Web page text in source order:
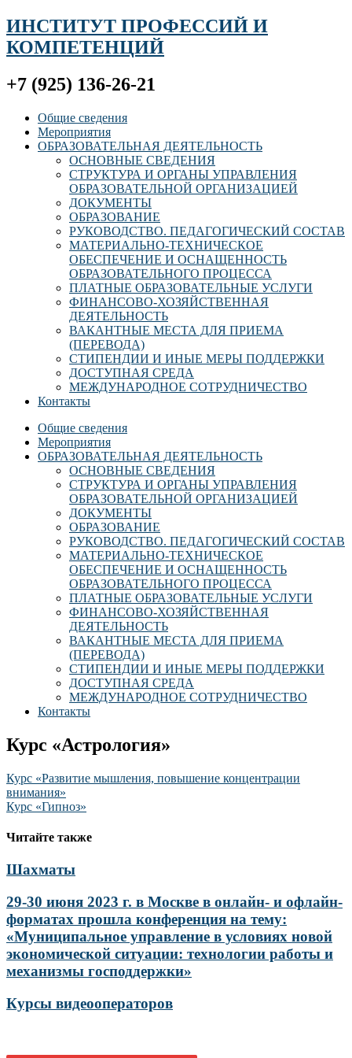
ИНСТИТУТ ПРОФЕССИЙ И
КОМПЕТЕНЦИЙ
+7 (925) 136-26-21
Общие сведения
Мероприятия
ОБРАЗОВАТЕЛЬНАЯ ДЕЯТЕЛЬНОСТЬ
ОСНОВНЫЕ СВЕДЕНИЯ
СТРУКТУРА И ОРГАНЫ УПРАВЛЕНИЯ
ОБРАЗОВАТЕЛЬНОЙ ОРГАНИЗАЦИЕЙ
ДОКУМЕНТЫ
ОБРАЗОВАНИЕ
РУКОВОДСТВО. ПЕДАГОГИЧЕСКИЙ СОСТАВ
МАТЕРИАЛЬНО-ТЕХНИЧЕСКОЕ
ОБЕСПЕЧЕНИЕ И ОСНАЩЕННОСТЬ
ОБРАЗОВАТЕЛЬНОГО ПРОЦЕССА
ПЛАТНЫЕ ОБРАЗОВАТЕЛЬНЫЕ УСЛУГИ
ФИНАНСОВО-ХОЗЯЙСТВЕННАЯ
ДЕЯТЕЛЬНОСТЬ
ВАКАНТНЫЕ МЕСТА ДЛЯ ПРИЕМА
(ПЕРЕВОДА)
СТИПЕНДИИ И ИНЫЕ МЕРЫ ПОДДЕРЖКИ
ДОСТУПНАЯ СРЕДА
МЕЖДУНАРОДНОЕ СОТРУДНИЧЕСТВО
Контакты
Общие сведения
Мероприятия
ОБРАЗОВАТЕЛЬНАЯ ДЕЯТЕЛЬНОСТЬ
ОСНОВНЫЕ СВЕДЕНИЯ
СТРУКТУРА И ОРГАНЫ УПРАВЛЕНИЯ
ОБРАЗОВАТЕЛЬНОЙ ОРГАНИЗАЦИЕЙ
ДОКУМЕНТЫ
ОБРАЗОВАНИЕ
РУКОВОДСТВО. ПЕДАГОГИЧЕСКИЙ СОСТАВ
МАТЕРИАЛЬНО-ТЕХНИЧЕСКОЕ
ОБЕСПЕЧЕНИЕ И ОСНАЩЕННОСТЬ
ОБРАЗОВАТЕЛЬНОГО ПРОЦЕССА
ПЛАТНЫЕ ОБРАЗОВАТЕЛЬНЫЕ УСЛУГИ
ФИНАНСОВО-ХОЗЯЙСТВЕННАЯ
ДЕЯТЕЛЬНОСТЬ
ВАКАНТНЫЕ МЕСТА ДЛЯ ПРИЕМА
(ПЕРЕВОДА)
СТИПЕНДИИ И ИНЫЕ МЕРЫ ПОДДЕРЖКИ
ДОСТУПНАЯ СРЕДА
МЕЖДУНАРОДНОЕ СОТРУДНИЧЕСТВО
Контакты
Курс «Астрология»
Навигация
по
Курс «Развитие мышления, повышение концентрации
внимания»
Курс «Гипноз»
Читайте также
Шахматы
29-30 июня 2023 г. в Москве в онлайн- и офлайн-
форматах прошла конференция на тему:
«Муниципальное управление в условиях новой
экономической ситуации: технологии работы и
механизмы господдержки»
Курсы видеооператоров